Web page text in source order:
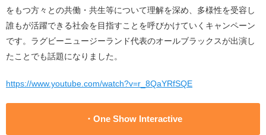
をもつ方々との共働・共生等について理解を深め、多様性を受容し
誰もが活躍できる社会を目指すことを呼びかけていくキャンペーン
です。ラグビーニュージーランド代表のオールブラックスが出演し
たことでも話題になりました。
https://www.youtube.com/watch?v=r_8QaYRfSQE
・One Show Interactive